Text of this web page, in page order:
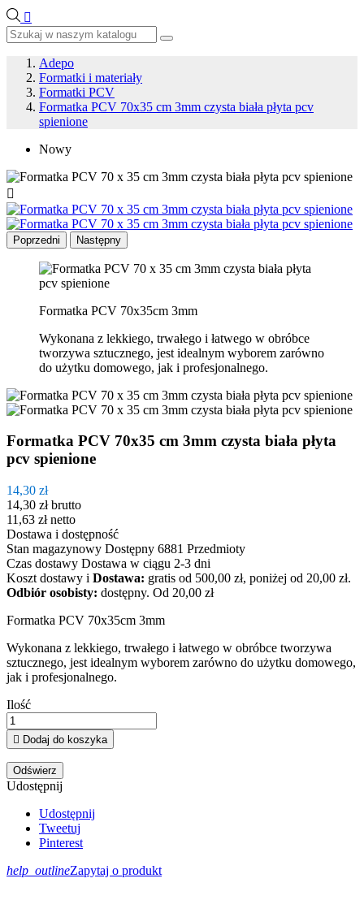

Adepo
Formatki i materiały
Formatki PCV
Formatka PCV 70x35 cm 3mm czysta biała płyta pcv
spienione
Nowy

Poprzedni Następny
Formatka PCV 70x35cm 3mm
Wykonana z lekkiego, trwałego i łatwego w obróbce
tworzywa sztucznego, jest idealnym wyborem zarówno
do użytku domowego, jak i profesjonalnego.
Formatka PCV 70x35 cm 3mm czysta biała płyta
pcv spienione
14,30 zł
14,30 zł brutto
11,63 zł netto
Dostawa i dostępność
Stan magazynowy Dostępny 6881 Przedmioty
Czas dostawy Dostawa w ciągu 2-3 dni
Koszt dostawy i Dostawa: gratis od 500,00 zł, poniżej od 20,00 zł.
Odbiór osobisty: dostępny. Od 20,00 zł
Formatka PCV 70x35cm 3mm
Wykonana z lekkiego, trwałego i łatwego w obróbce tworzywa
sztucznego, jest idealnym wyborem zarówno do użytku domowego,
jak i profesjonalnego.
Ilość
 Dodaj do koszyka
Udostępnij
Udostępnij
Tweetuj
Pinterest
help_outlineZapytaj o produkt